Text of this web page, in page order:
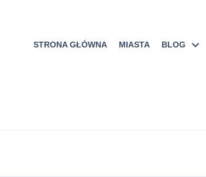
STRONA GŁÓWNA MIASTA BLOG